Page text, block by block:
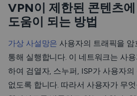
VPN이 제한된 콘텐츠
도움이 되는 방법
가상 사설망은 사용자의 트래픽을
통해 실행합니다. 이 네트워크는 사
하여 검열자, 스누퍼, ISP가 사용자
없도록 합니다. 따라서 사용자가 무